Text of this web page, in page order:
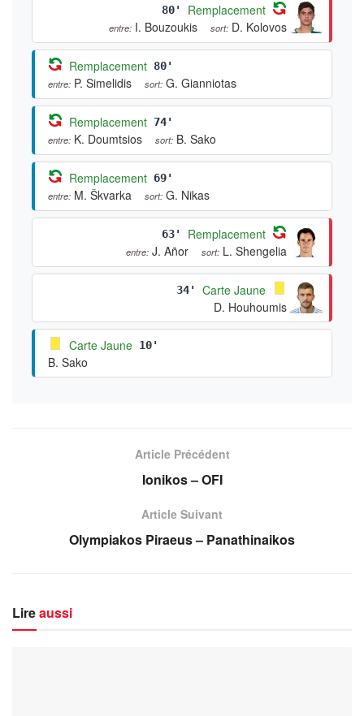
80' Remplacement
entre: I. Bouzoukis sort: D. Kolovos
Remplacement 80'
entre: P. Simelidis sort: G. Gianniotas
Remplacement 74'
entre: K. Doumtsios sort: B. Sako
Remplacement 69'
entre: M. Škvarka sort: G. Nikas
63' Remplacement
entre: J. Añor sort: L. Shengelia
34'
Carte Jaune
D. Houhoumis
Carte Jaune 10'
B. Sako
Article Précédent
Ionikos – OFI
Article Suivant
Olympiakos Piraeus – Panathinaikos
Lireaussi